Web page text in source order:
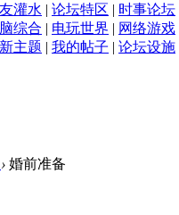
灌水 | 论坛特区 | 时事论坛
综合 | 电玩世界 | 网络游戏
主题 | 我的帖子 | 论坛设施
› 婚前准备